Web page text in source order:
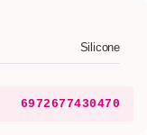
Silicone
6972677430470